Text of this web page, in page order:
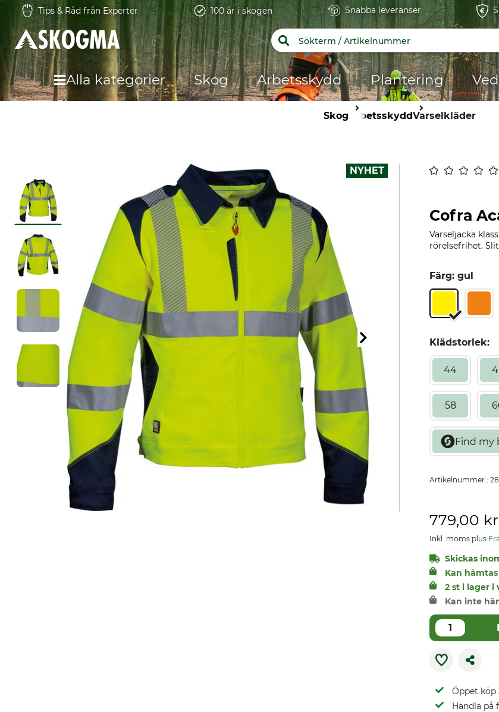
Tips & Råd från Experter 100 år i skogen Snabba leveranser
Alla kategorier Skog Arbetsskydd Plantering Ved
Skog ArbetsskyddVarselkläder
NYHET
Cofra
Varseljacka
rörelsefrihet.
Färg: gul
Klädstorlek:
44
58
Artikelnummer.:
779,00 kr
Inkl. moms plus
Skickas
Kan
2 st i lager
Kan inte
Öppet köp
Handla på